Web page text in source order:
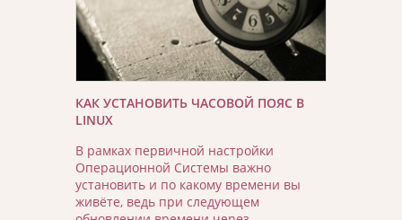
КАК УСТАНОВИТЬ ЧАСОВОЙ ПОЯС В
LINUX
В рамках первичной настройки
Операционной Системы важно
установить и по какому времени вы
живёте, ведь при следующем